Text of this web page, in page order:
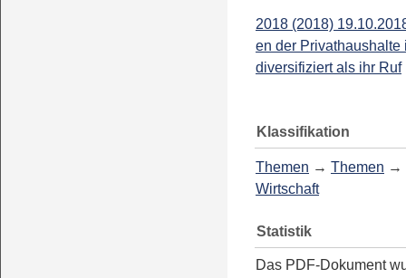
2018 (2018)
en der
diversifiziert als ihr Ruf
Klassifikation
Themen → Themen →
Wirtschaft
Statistik
Das PDF-Dokument